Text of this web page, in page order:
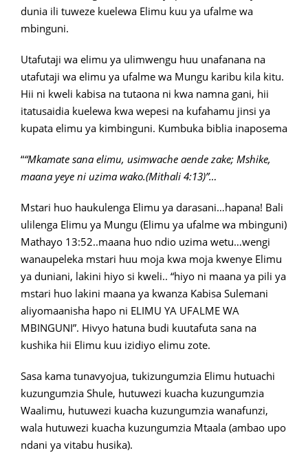
dunia ili tuweze kuelewa Elimu kuu ya ufalme wa
mbinguni.
Utafutaji wa elimu ya ulimwengu huu unafanana na
utafutaji wa elimu ya ufalme wa Mungu karibu kila kitu.
Hii ni kweli kabisa na tutaona ni kwa namna gani, hii
itatusaidia kuelewa kwa wepesi na kufahamu jinsi ya
kupata elimu ya kimbinguni. Kumbuka biblia inaposema
““Mkamate sana elimu, usimwache aende zake; Mshike,
maana yeye ni uzima wako.(Mithali 4:13)”…
Mstari huo haukulenga Elimu ya darasani…hapana! Bali
ulilenga Elimu ya Mungu (Elimu ya ufalme wa mbinguni)
Mathayo 13:52..maana huo ndio uzima wetu…wengi
wanaupeleka mstari huu moja kwa moja kwenye Elimu
ya duniani, lakini hiyo si kweli.. “hiyo ni maana ya pili ya
mstari huo lakini maana ya kwanza Kabisa Sulemani
aliyomaanisha hapo ni ELIMU YA UFALME WA
MBINGUNI”. Hivyo hatuna budi kuutafuta sana na
kushika hii Elimu kuu izidiyo elimu zote.
Sasa kama tunavyojua, tukizungumzia Elimu hutuachi
kuzungumzia Shule, hutuwezi kuacha kuzungumzia
Waalimu, hutuwezi kuacha kuzungumzia wanafunzi,
wala hutuwezi kuacha kuzungumzia Mtaala (ambao upo
ndani ya vitabu husika).